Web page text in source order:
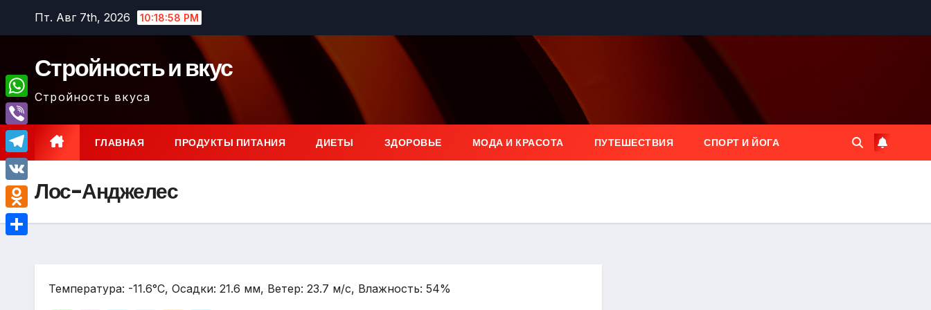
Перейти
Пт. Авг 7th, 2026 10:18:59 PM
Стройность и вкус
Стройность вкуса
ГЛАВНАЯ ПРОДУКТЫ ПИТАНИЯ ДИЕТЫ ЗДОРОВЬЕ МОДА И КРАСОТА ПУТЕШЕСТВИЯ СПОРТ И ЙОГА
Лос-Анджелес
Температура: -11.6°C, Осадки: 21.6 мм, Ветер: 23.7 м/с, Влажность: 54%
W
h
a
t
A
V
i
b
e
T
e
l
e
V
K
O